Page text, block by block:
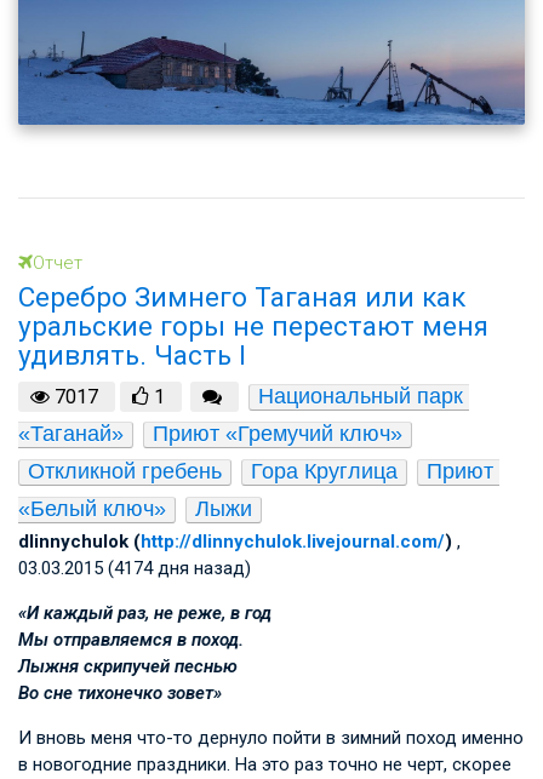
Отчет
Серебро Зимнего Таганая или как
уральские горы не перестают меня
удивлять. Часть I
7017 1
Национальный парк
«Таганай»
Приют «Гремучий ключ»
Откликной гребень
Гора Круглица
Приют
«Белый ключ»
Лыжи
dlinnychulok (http://dlinnychulok.livejournal.com/) ,
03.03.2015 (4174 дня назад)
«И каждый раз, не реже, в год
Мы отправляемся в поход.
Лыжня скрипучей песнью
Во сне тихонечко зовет»
И вновь меня что-то дернуло пойти в зимний поход именно
в новогодние праздники. На это раз точно не черт, скорее